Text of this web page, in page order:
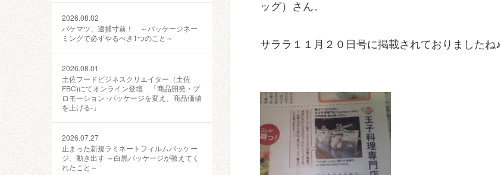
2026.08.02
パケマツ、逮捕寸前！ ～パッケージネー
ミングで必ずやるべき1つのこと～
2026.08.01
土佐フードビジネスクリエイター（土佐
FBC)にてオンライン登壇 「商品開発・プ
ロモーション ‐パッケージを変え、商品価値
を上げる‐」
2026.07.27
止まった新規ラミネートフィルムパッケー
ジ、動き出す ～白黒パッケージが教えてく
れたこと～
ッグ）さん。
サララ１１月２０日号に掲載されておりましたね♪